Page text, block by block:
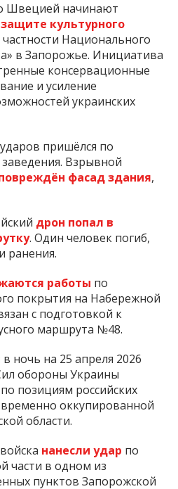
Швецией начинают
защите культурного
Национального
в Запорожье. Инициатива
консервационные
и усиление
украинских
пришёлся по
Взрывной
фасад здания,
дрон попал в
. Один человек погиб,
ранения.
работы по
покрытия на Набережной
с подготовкой к
маршрута №48.
ночь на 25 апреля 2026
обороны Украины
по позициям российских
временно оккупированной
области.
нанесли удар по
части в одном из
пунктов Запорожской